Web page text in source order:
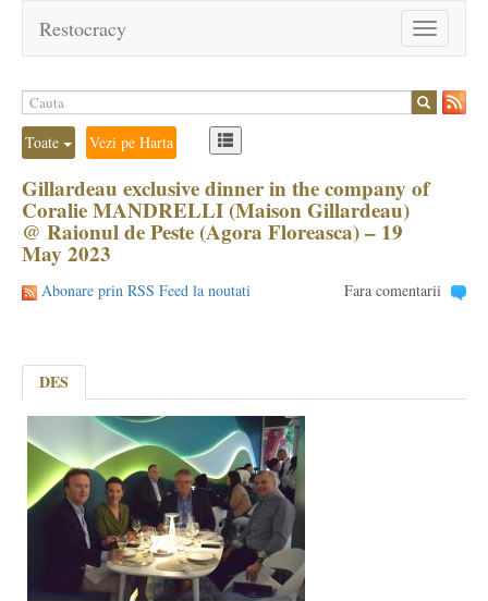
Toggle
navigation
Restocracy
Toate Vezi pe Harta
Gillardeau exclusive dinner in the company of
Coralie MANDRELLI (Maison Gillardeau)
@ Raionul de Peste (Agora Floreasca) – 19
May 2023
Abonare prin RSS Feed la noutati Fara comentarii
DES